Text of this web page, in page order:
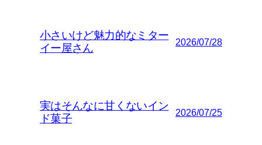
小さいけど魅力的なミター
イー屋さん
2026/07/28
実はそんなに甘くないイン
ド菓子
2026/07/25